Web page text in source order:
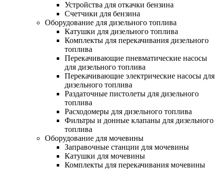
Устройства для откачки бензина
Счетчики для бензина
Оборудование для дизельного топлива
Катушки для дизельного топлива
Комплекты для перекачивания дизельного
топлива
Перекачивающие пневматические насосы
для дизельного топлива
Перекачивающие электрические насосы для
дизельного топлива
Раздаточные пистолеты для дизельного
топлива
Расходомеры для дизельного топлива
Фильтры и донные клапаны для дизельного
топлива
Оборудование для мочевины
Заправочные станции для мочевины
Катушки для мочевины
Комплекты для перекачивания мочевины